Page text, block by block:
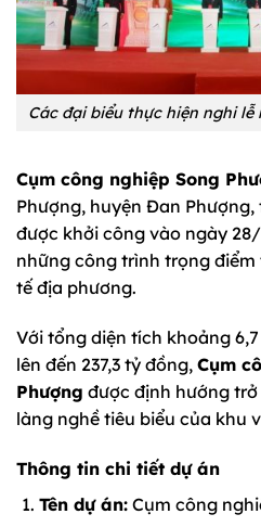
Các đại biểu thực hiện nghi
Cụm công nghiệp Song
Phượng, huyện Đan
được khởi công vào ngày
những công trình trọng
tế địa phương.
Với tổng diện tích khoảng
lên đến 237,3 tỷ đồng, Cụm
Phượng được định hướng
làng nghề tiêu biểu của khu
Thông tin chi tiết dự án
Tên dự án:Cụm công